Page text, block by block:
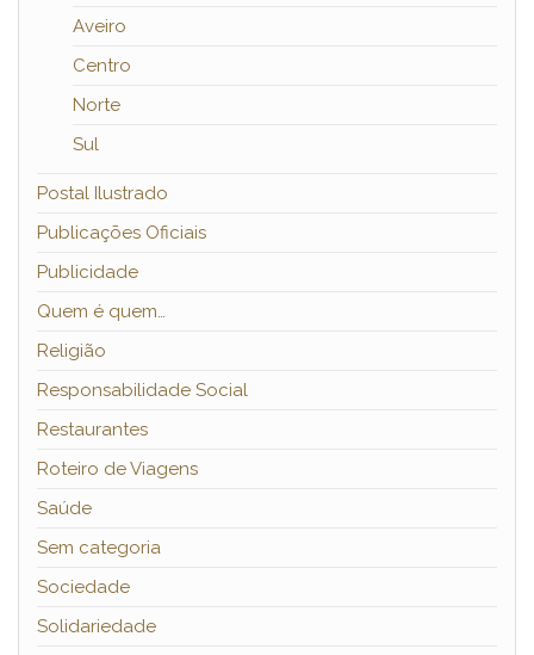
Aveiro
Centro
Norte
Sul
Postal Ilustrado
Publicações Oficiais
Publicidade
Quem é quem…
Religião
Responsabilidade Social
Restaurantes
Roteiro de Viagens
Saúde
Sem categoria
Sociedade
Solidariedade